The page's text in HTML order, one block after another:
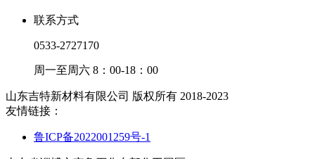
联系方式
0533-2727170
周一至周六 8：00-18：00
山东吉特新材料有限公司 版权所有 2018-2023
友情链接：
鲁ICP备2022001259号-1